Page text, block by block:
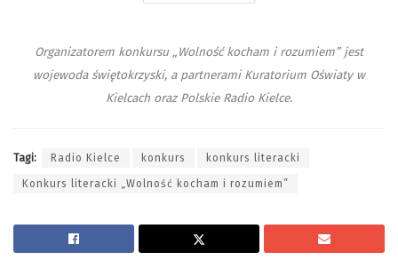
Organizatorem konkursu „Wolność kocham i rozumiem” jest
wojewoda świętokrzyski, a partneramiKuratorium Oświaty w
Kielcach oraz Polskie Radio Kielce.
Tagi: Radio Kielce konkurs konkurs literacki
Konkurs literacki „Wolność kocham i rozumiem”